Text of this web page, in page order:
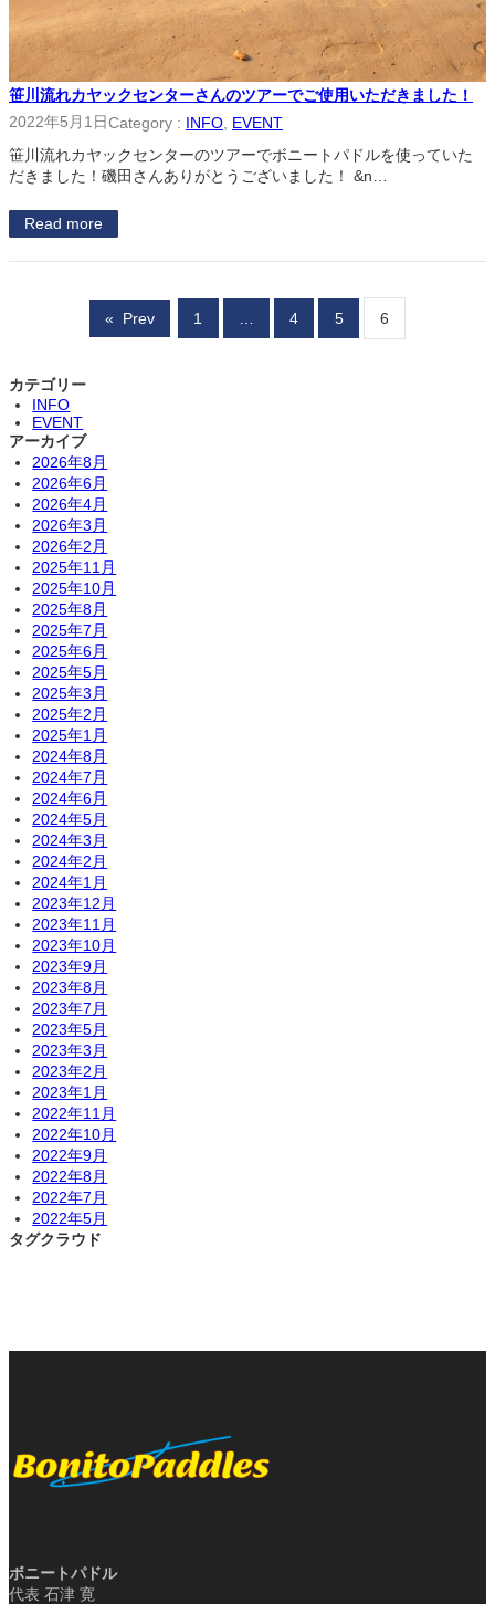
笹川流れカヤックセンターさんのツアーでご使用いただきました！
2022年5月1日Category : INFO EVENT
笹川流れカヤックセンターのツアーでボニートパドルを使っていた
だきました！磯田さんありがとうございました！ &n…
Read more
« Prev 1 4 5 6
カテゴリー
INFO
EVENT
アーカイブ
2026年8月
2026年6月
2026年4月
2026年3月
2026年2月
2025年11月
2025年10月
2025年8月
2025年7月
2025年6月
2025年5月
2025年3月
2025年2月
2025年1月
2024年8月
2024年7月
2024年6月
2024年5月
2024年3月
2024年2月
2024年1月
2023年12月
2023年11月
2023年10月
2023年9月
2023年8月
2023年7月
2023年5月
2023年3月
2023年2月
2023年1月
2022年11月
2022年10月
2022年9月
2022年8月
2022年7月
2022年5月
タグクラウド
ボニートパドル
代表 石津 寛